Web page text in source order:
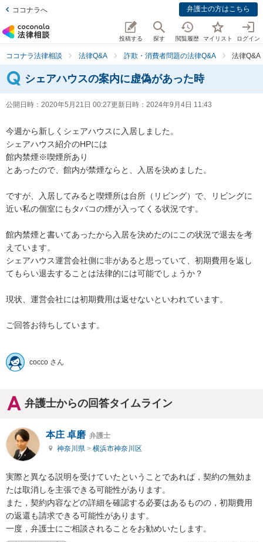
ココナラへ 弁護士の方はこちら
投稿する 探す 閲覧履歴 マイリスト ログイン
ココナラ法律相談 法律Q&A 詐欺・消費者問題の法律Q&A 法律Q&A
シェアハウスの案内に虚偽があった時
公開日時： 2020年5月21日 00:27更新日時： 2024年9月4日 11:43
今週から新しくシェアハウスに入居しました。
シェアハウス紹介のHPには
館内禁煙※喫煙所あり
とあったので、館内が禁煙ならと、入居を決めました。
ですが、入居してみると喫煙所は台所（リビング）で、リビングに
近い私の個室にもタバコの煙が入ってくる状況です。
館内禁煙と書いてあったから入居を決めたのにこの状況で退去を考
えています。
シェアハウス運営会社側に非があると思っていて、初期費用を返し
てもらい退去することは法律的には可能でしょうか？
現状、運営会社には初期費用は返せないといわれています。
ご回答お待ちしています。
cocco さん
弁護士からの回答タイムライン
本庄 卓磨 弁護士
神奈川県 > 横浜市神奈川区
実際と異なる説明を受けていたということであれば，契約の無効ま
たは取消しを主張できる可能性があります。
また，契約内容などの詳細を確認する必要はあるものの，初期費用
の返還も請求できる可能性があります。
一度，弁護士にご相談されることをお勧めいたします。